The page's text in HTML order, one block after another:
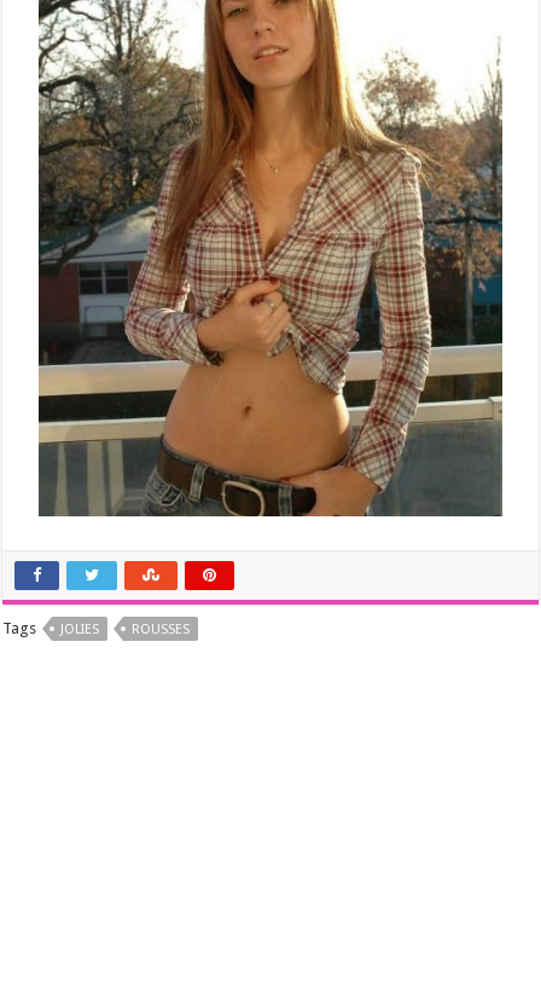
Tags JOLIES ROUSSES